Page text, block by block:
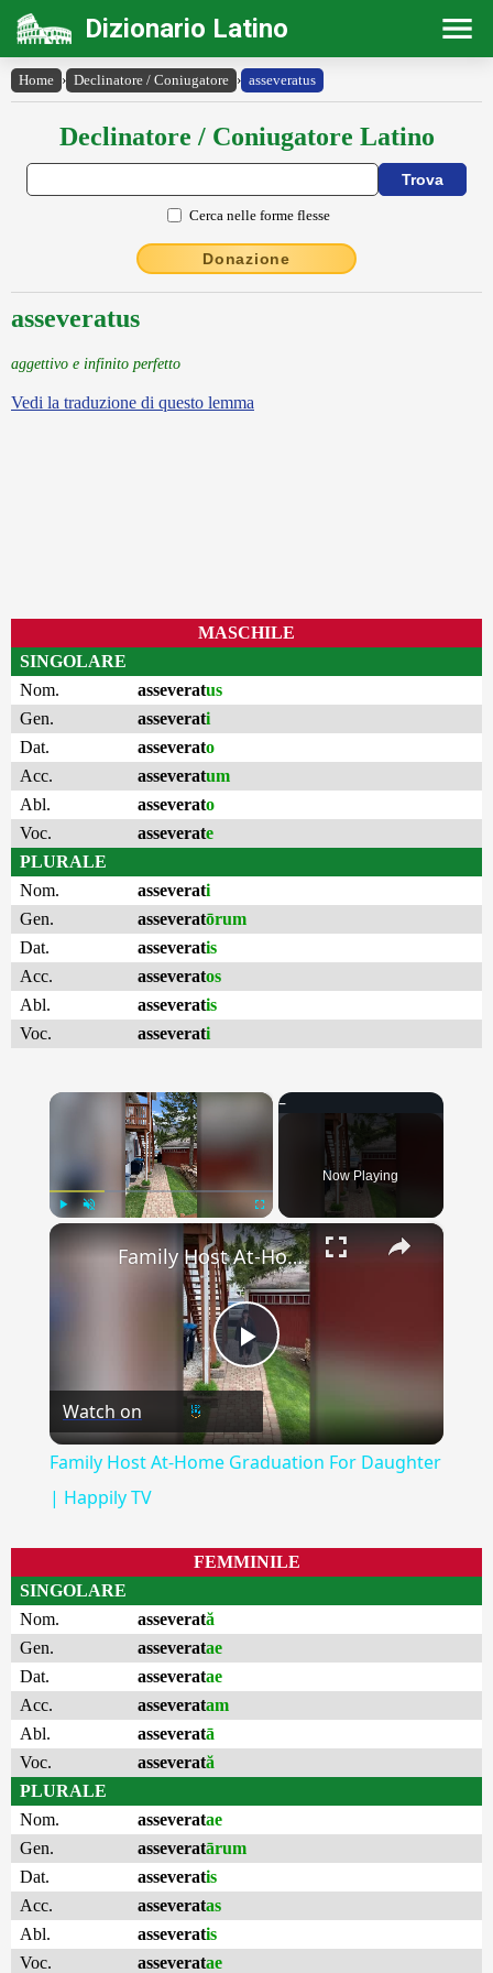
Dizionario Latino
Home › Declinatore / Coniugatore › asseveratus
Declinatore / Coniugatore Latino
Cerca nelle forme flesse
Donazione
asseveratus
aggettivo e infinito perfetto
Vedi la traduzione di questo lemma
MASCHILE
SINGOLARE
Nom.
asseveratus
Gen.
asseverati
Dat.
asseverato
Acc.
asseveratum
Abl.
asseverato
Voc.
asseverate
PLURALE
Nom.
asseverati
Gen.
asseveratōrum
Dat.
asseveratis
Acc.
asseveratos
Abl.
asseveratis
Voc.
asseverati
×
Fullscreen
Now Playing
×
Play
Video
Family Host At-Home Graduation For Daughter | Happily TV
Watch on
Family Host At-Home Graduation For Daughter
| Happily TV
FEMMINILE
SINGOLARE
Nom.
asseverată
Gen.
asseveratae
Dat.
asseveratae
Acc.
asseveratam
Abl.
asseveratā
Voc.
asseverată
PLURALE
Nom.
asseveratae
Gen.
asseveratārum
Dat.
asseveratis
Acc.
asseveratas
Abl.
asseveratis
Voc.
asseveratae